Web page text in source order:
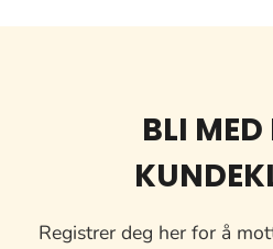
BLI
Registrer deg her for å